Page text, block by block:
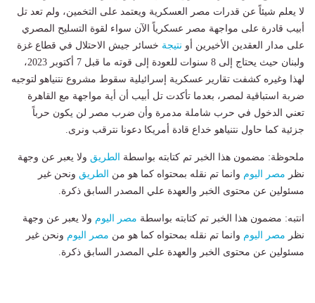
لا يعلم شيئاً عن قدرات مصر العسكرية ويعتمد على التخمين، ولم تعد تل
أبيب قادرة على مواجهة مصر عسكرياً الآن سواء لقوة التسليح المصري
على مدار العقدين الأخيرين أو نتيجة خسائر جيش الاحتلال في قطاع غزة
ولبنان حيث يحتاج إلى 8 سنوات للعودة إلى قوته ما قبل 7 أكتوبر 2023،
لهذا وغيره كشفت تقارير عسكرية إسرائيلية سقوط مشروع نتنياهو لتوجيه
ضربة استباقية لمصر، بعدما تأكدت تل أبيب أن أية مواجهة مع القاهرة
تعني الدخول في حرب شاملة مدمرة وأن ضرب مصر لن يكون حرباً
جزئية كما حاول نتنياهو خداع قادة أمريكا دعونا نترقب ونرى.
ملحوظة: مضمون هذا الخبر تم كتابته بواسطة الطريق ولا يعبر عن وجهة
نظر مصر اليوم وانما تم نقله بمحتواه كما هو من الطريق ونحن غير
مسئولين عن محتوى الخبر والعهدة علي المصدر السابق ذكرة.
انتبه: مضمون هذا الخبر تم كتابته بواسطة مصر اليوم ولا يعبر عن وجهة
نظر مصر اليوم وانما تم نقله بمحتواه كما هو من مصر اليوم ونحن غير
مسئولين عن محتوى الخبر والعهدة علي المصدر السابق ذكرة.